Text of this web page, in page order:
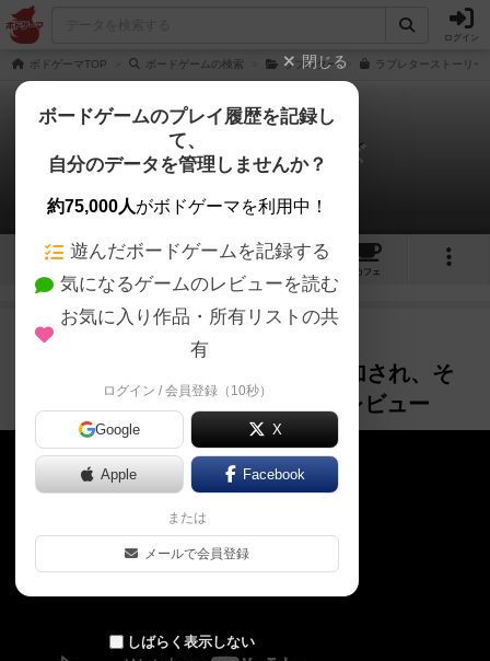
ログイン
ボドゲーマTOP ボードゲームの検索 ラブレター ラブレターストーリー
ラブレターストーリーズ
2件の動画
2 2 6
カフェ
作品紹介
あのラブレターにストーリーが追加され、そ
の数二百以上？！/ ボードゲーム レビュー
閉じる
ボードゲームのプレイ履歴を記録し
て、
自分のデータを管理しませんか？
約75,000人がボドゲーマを利用中！
遊んだボードゲームを記録する
気になるゲームのレビューを読む
お気に入り作品・所有リストの共
有
ログイン / 会員登録（10秒）
Google X
Apple Facebook
または
メールで会員登録
しばらく表示しない